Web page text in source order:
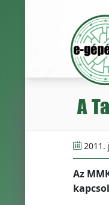
A
2011.
Az